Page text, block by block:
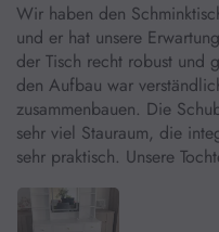
Wir haben den
und er hat unsere
der Tisch recht robust und
den Aufbau war
zusammenbauen. Die
sehr viel Stauraum, die
sehr praktisch. Unsere